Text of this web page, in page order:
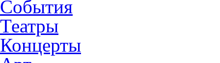
События
Театры
Концерты